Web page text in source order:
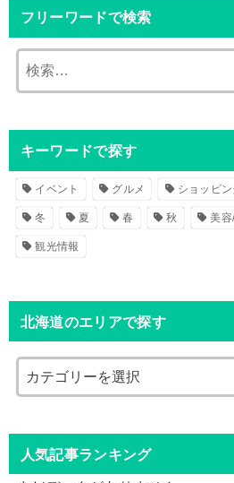
フリーワードで検索
索
キーワードで探す
イベント グルメ ショッピ
冬 夏 春 秋 美容
観光情報
北海道のエリアで探す
人気記事ランキング